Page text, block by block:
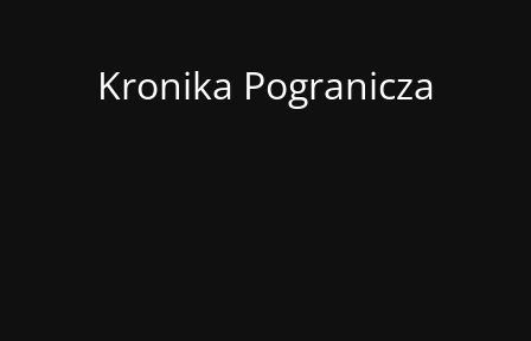
Kronika Pogranicza